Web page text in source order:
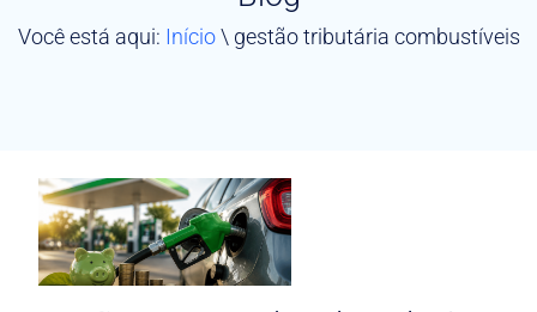
Você está aqui: Início\ gestão tributária combustíveis